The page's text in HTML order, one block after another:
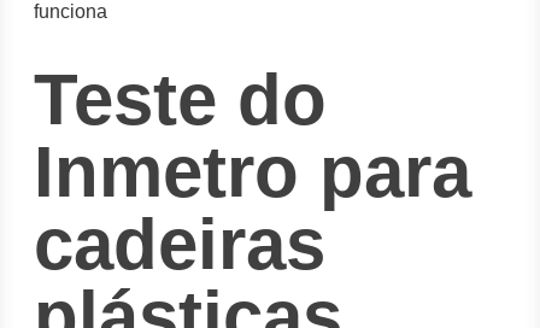
funciona
Teste do
Inmetro para
cadeiras